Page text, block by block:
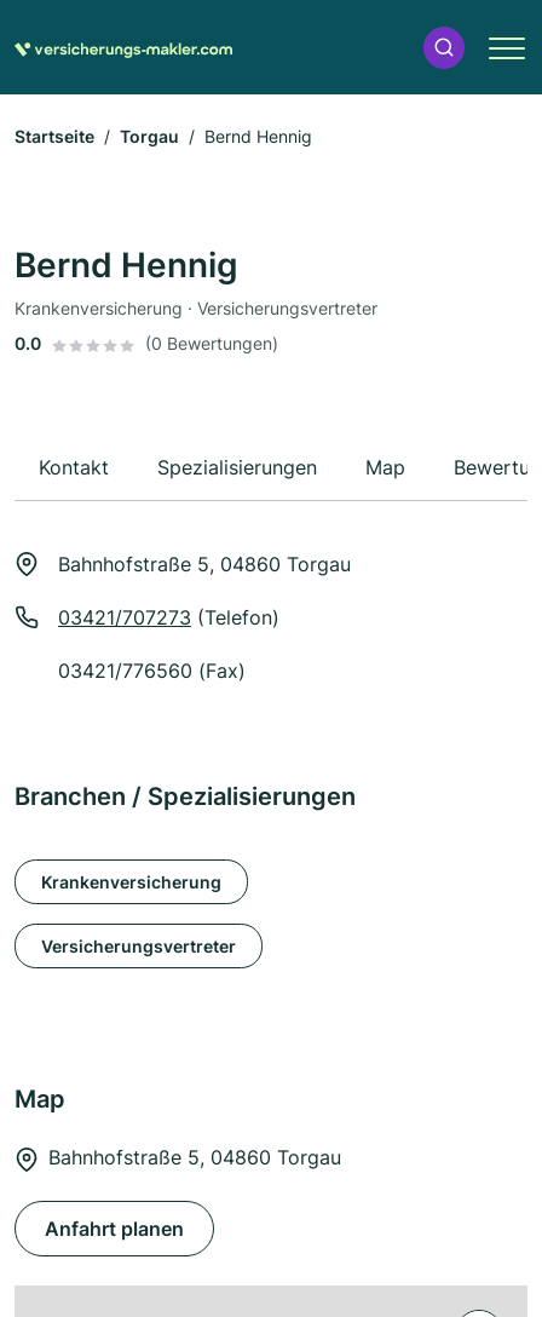
Startseite Torgau Bernd Hennig
Bernd Hennig
Krankenversicherung · Versicherungsvertreter
0.0
(0 Bewertungen)
Kontakt Spezialisierungen Map
Bahnhofstraße 5, 04860 Torgau
03421/707273 (Telefon)
03421/776560 (Fax)
Branchen / Spezialisierungen
Krankenversicherung
Versicherungsvertreter
Map
Bahnhofstraße 5, 04860 Torgau
Anfahrt planen